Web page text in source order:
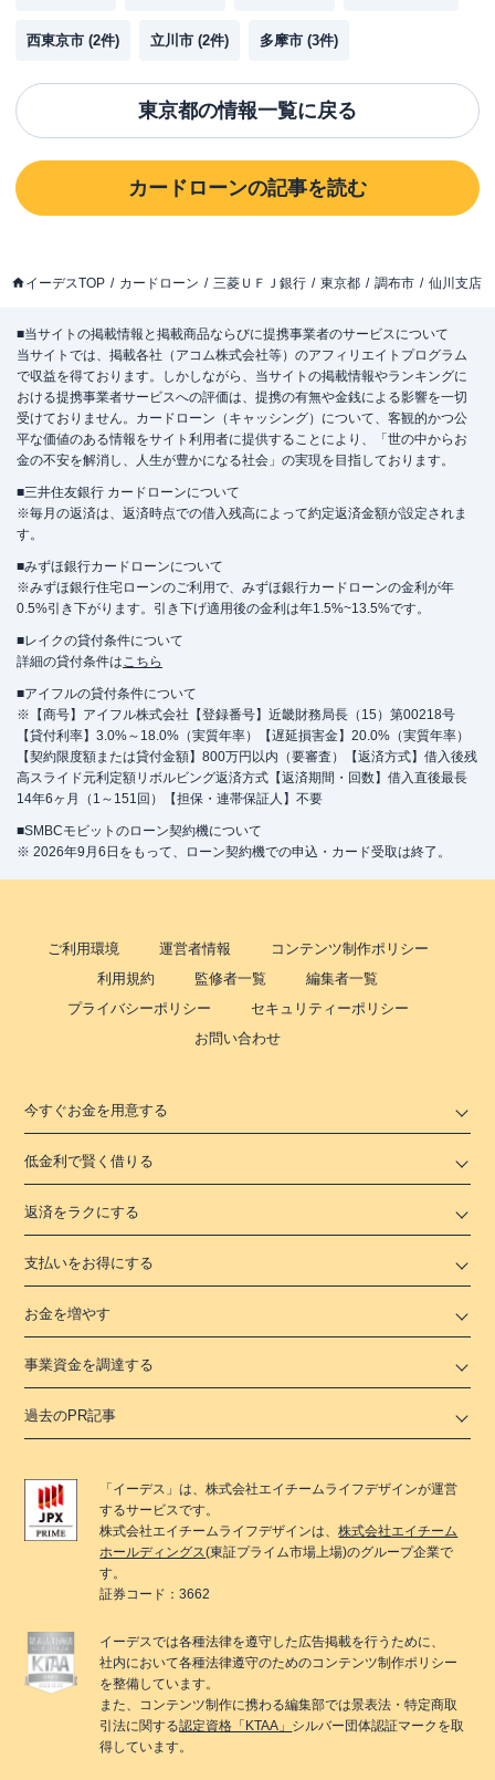
西東京市 (2件) 立川市 (2件) 多摩市 (3件)
東京都の情報一覧に戻る
カードローンの記事を読む
イーデスTOP カードローン 三菱ＵＦＪ銀行 東京都 調布市 仙川支店
■当サイトの掲載情報と掲載商品ならびに提携事業者のサービスについて
当サイトでは、掲載各社（アコム株式会社等）のアフィリエイトプログラム
で収益を得ております。しかしながら、当サイトの掲載情報やランキングに
おける提携事業者サービスへの評価は、提携の有無や金銭による影響を一切
受けておりません。カードローン（キャッシング）について、客観的かつ公
平な価値のある情報をサイト利用者に提供することにより、「世の中からお
金の不安を解消し、人生が豊かになる社会」の実現を目指しております。
■三井住友銀行 カードローンについて
※毎月の返済は、返済時点での借入残高によって約定返済金額が設定されま
す。
■みずほ銀行カードローンについて
※みずほ銀行住宅ローンのご利用で、みずほ銀行カードローンの金利が年
0.5%引き下がります。引き下げ適用後の金利は年1.5%~13.5%です。
■レイクの貸付条件について
詳細の貸付条件はこちら
■アイフルの貸付条件について
※【商号】アイフル株式会社【登録番号】近畿財務局長（15）第00218号
【貸付利率】3.0%～18.0%（実質年率）【遅延損害金】20.0%（実質年率）
【契約限度額または貸付金額】800万円以内（要審査）【返済方式】借入後残
高スライド元利定額リボルビング返済方式【返済期間・回数】借入直後最長
14年6ヶ月（1～151回）【担保・連帯保証人】不要
■SMBCモビットのローン契約機について
※ 2026年9月6日をもって、ローン契約機での申込・カード受取は終了。
ご利用環境 運営者情報
コンテンツ制作ポリシー
利用規約
監修者一覧
編集者一覧
プライバシーポリシー
セキュリティーポリシー
お問い合わせ
今すぐお金を用意する
低金利で賢く借りる
返済をラクにする
支払いをお得にする
お金を増やす
事業資金を調達する
過去のPR記事
「 イーデス 」は、株式会社エイチームライフデザインが運営
するサービスです。
株式会社エイチームライフデザインは、株式会社エイチーム
ホールディングス(東証プライム市場上場)のグループ企業で
す。
証券コード：3662
イーデスでは各種法律を遵守した広告掲載を行うために、
社内において各種法律遵守のためのコンテンツ制作ポリシー
を整備しています。
また、コンテンツ制作に携わる編集部では景表法・特定商取
引法に関する認定資格「KTAA」 シルバー団体認証マークを取
得しています。